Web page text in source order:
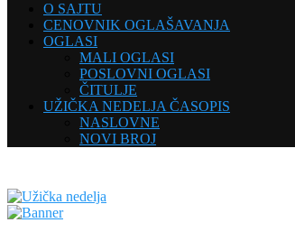
O SAJTU
CENOVNIK OGLAŠAVANJA
OGLASI
MALI OGLASI
POSLOVNI OGLASI
ČITULJE
UŽIČKA NEDELJA ČASOPIS
NASLOVNE
NOVI BROJ